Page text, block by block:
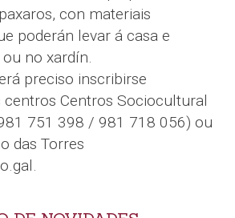
con materiais
poderán levar á casa e
no xardín.
preciso inscribirse
centros Centros Sociocultural
751 398 / 981 718 056) ou
das Torres